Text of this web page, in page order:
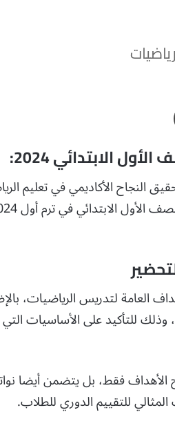
الابتدائي 2024:
العامة لتدريس الرياضيات،
وذلك للتأكيد على الأساسيات
فقط، بل يتضمن أيضا
للتقييم الدوري للطلاب.